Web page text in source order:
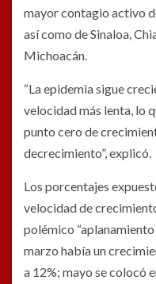
mayor contagio activo
así como de Sinaloa,
Michoacán.
“La epidemia sigue
velocidad más lenta, lo
punto cero de
decrecimiento”, explicó.
Los porcentajes
velocidad de
polémico
marzo había un
a 12%; mayo se colocó